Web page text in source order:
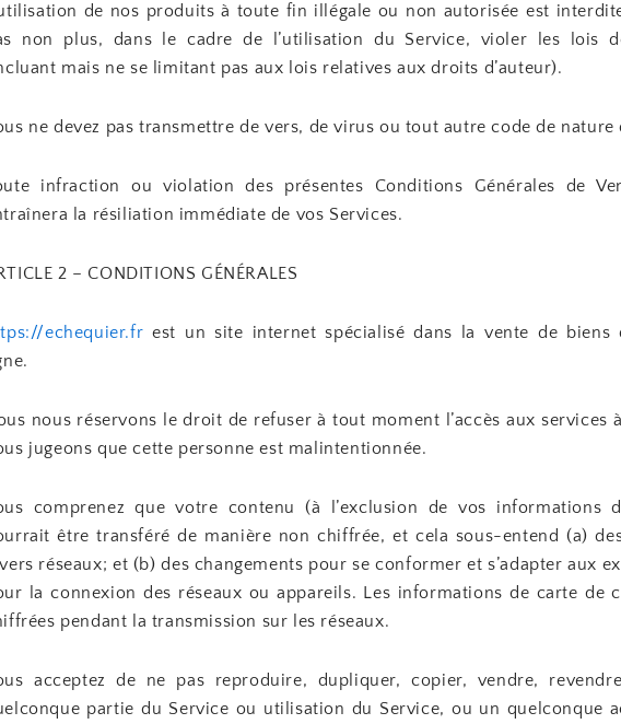
de nos produits à toute fin illégale ou non autorisée est
non plus, dans le cadre de l’utilisation du Service, violer les lois
mais ne se limitant pas aux lois relatives aux droits d’auteur).
ne devez pas transmettre de vers, de virus ou tout autre code de nature
infraction ou violation des présentes Conditions Générales de
la résiliation immédiate de vos Services.
2 – CONDITIONS GÉNÉRALES
echequier.fr est un site internet spécialisé dans la vente de biens
nous réservons le droit de refuser à tout moment l’accès aux services
jugeons que cette personne est malintentionnée.
comprenez que votre contenu (à l’exclusion de vos informations
être transféré de manière non chiffrée, et cela sous-entend (a)
réseaux; et (b) des changements pour se conformer et s’adapter aux
la connexion des réseaux ou appareils. Les informations de carte de
pendant la transmission sur les réseaux.
acceptez de ne pas reproduire, dupliquer, copier, vendre,
partie du Service ou utilisation du Service, ou un quelconque